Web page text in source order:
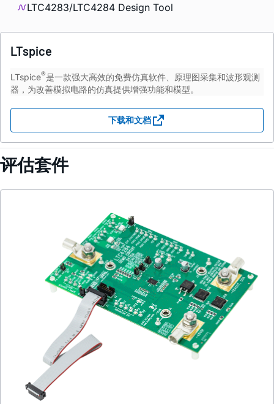
LTC4283/LTC4284 Design Tool
LTspice
LTspice®是一款强大高效的免费仿真软件、原理图采集和波形观测
器，为改善模拟电路的仿真提供增强功能和模型。
下载和文档
评估套件